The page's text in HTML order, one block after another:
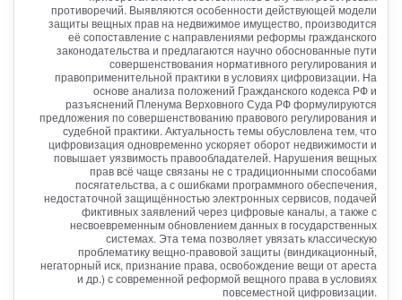
противоречий. Выявляются особенности действующей модели
защиты вещных прав на недвижимое имущество, производится
её сопоставление с направлениями реформы гражданского
законодательства и предлагаются научно обоснованные пути
совершенствования нормативного регулирования и
правоприменительной практики в условиях цифровизации. На
основе анализа положений Гражданского кодекса РФ и
разъяснений Пленума Верховного Суда РФ формулируются
предложения по совершенствованию правового регулирования и
судебной практики. Актуальность темы обусловлена тем, что
цифровизация одновременно ускоряет оборот недвижимости и
повышает уязвимость правообладателей. Нарушения вещных
прав всё чаще связаны не с традиционными способами
посягательства, а с ошибками программного обеспечения,
недостаточной защищённостью электронных сервисов, подачей
фиктивных заявлений через цифровые каналы, а также с
несвоевременным обновлением данных в государственных
системах. Эта тема позволяет увязать классическую
проблематику вещно-правовой защиты (виндикационный,
негаторный иск, признание права, освобождение вещи от ареста
и др.) с современной реформой вещного права в условиях
повсеместной цифровизации.